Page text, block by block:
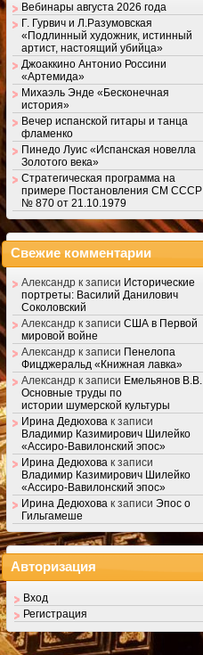
Вебинары августа 2026 года
Г. Гурвич и Л.Разумовская
«Подлинный художник, истинный
артист, настоящий убийца»
Джоаккино Антонио Россини
«Артемида»
Михаэль Энде «Бесконечная
история»
Вечер испанской гитары и танца
фламенко
Пинедо Луис «Испанская новелла
Золотого века»
Стратегическая программа на
примере Постановления СМ СССР
№ 870 от 21.10.1979
Свежие комментарии
Александр к записи Исторические
портреты: Василий Данилович
Соколовский
Александр к записи США в Первой
мировой войне
Александр к записи Пенелопа
Фицджеральд «Книжная лавка»
Александр к записи Емельянов В.В.
Основные труды по
истории шумерской культуры
Ирина Дедюхова к записи
Владимир Казимирович Шилейко
«Ассиро-Вавилонский эпос»
Ирина Дедюхова к записи
Владимир Казимирович Шилейко
«Ассиро-Вавилонский эпос»
Ирина Дедюхова к записи Эпос о
Гильгамеше
Авторизация
Вход
Регистрация